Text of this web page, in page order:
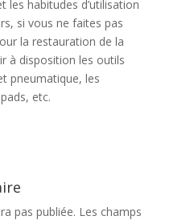
les habitudes d’utilisation
si vous ne faites pas
la restauration de la
à disposition les outils
pneumatique, les
etc.
pas publiée. Les champs